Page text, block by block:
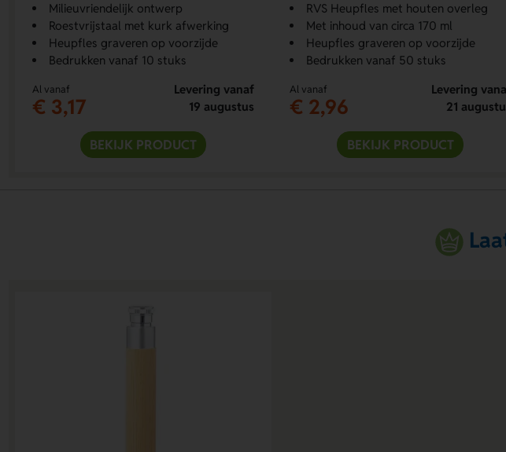
Milieuvriendelijk ontwerp
Roestvrijstaal met kurk afwerking
Heupfles graveren op voorzijde
Bedrukken vanaf 10 stuks
Al vanaf
€ 3,17
Levering vanaf
19 augustus
BEKIJK PRODUCT
RVS Heupfles met houten overleg
Met inhoud van circa 170 ml
Heupfles graveren op voorzijde
Bedrukken vanaf 50 stuks
Al vanaf
€ 2,96
Levering
21
BEKIJK PRODUCT